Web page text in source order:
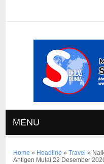
MENU
Home » Headline »Travel »
Antigen Mulai 22 Desember